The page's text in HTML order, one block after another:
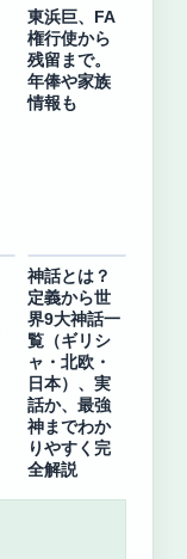
東浜巨、FA
権行使から
残留まで。
年俸や家族
情報も
神話とは？
定義から世
界9大神話一
覧（ギリシ
ャ・北欧・
日本）、実
話か、最強
神までわか
りやすく完
全解説